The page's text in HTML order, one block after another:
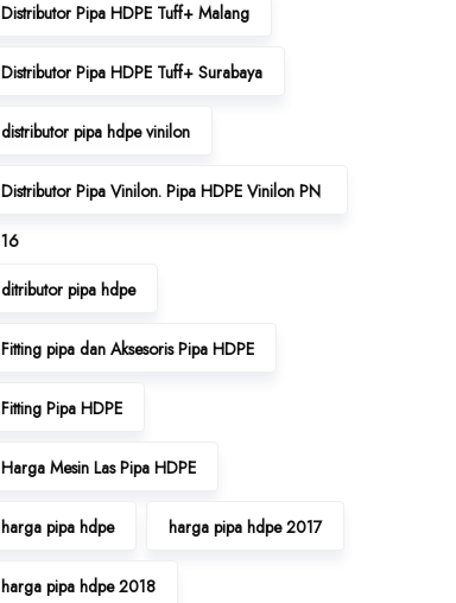
Distributor Pipa HDPE Tuff+ Malang
Distributor Pipa HDPE Tuff+ Surabaya
distributor pipa hdpe vinilon
Distributor Pipa Vinilon. Pipa HDPE Vinilon PN
16
ditributor pipa hdpe
Fitting pipa dan Aksesoris Pipa HDPE
Fitting Pipa HDPE
Harga Mesin Las Pipa HDPE
harga pipa hdpe harga pipa hdpe 2017
harga pipa hdpe 2018